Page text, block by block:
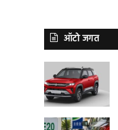
ऑटो जगत